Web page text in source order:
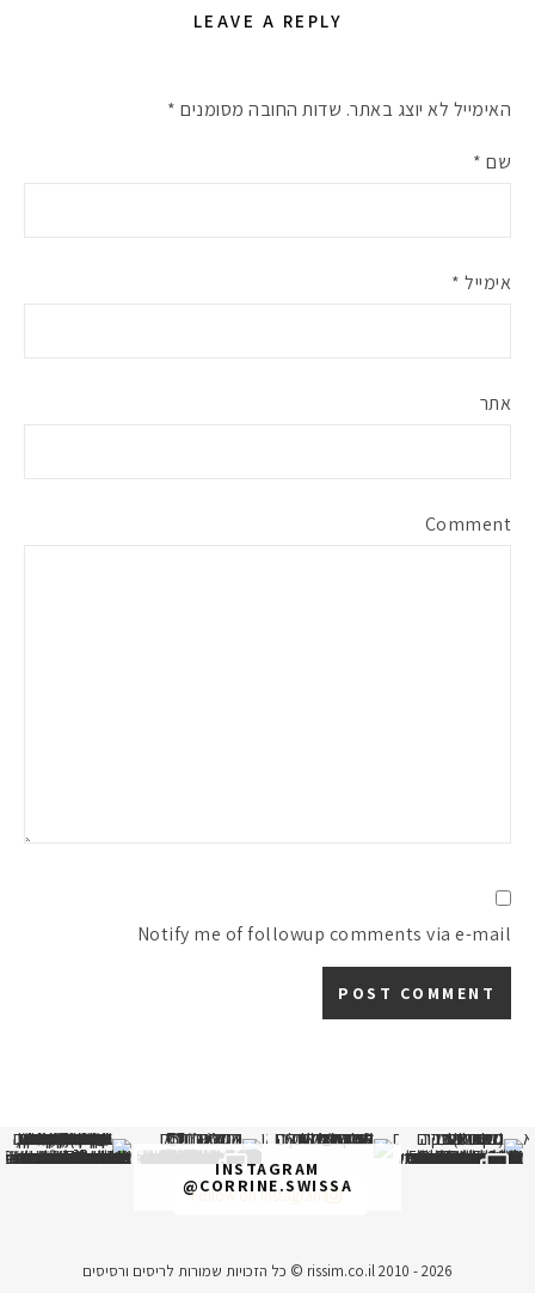
LEAVE A REPLY
האימייל לא יוצג באתר. שדות החובה מסומנים *
שם *
אימייל *
אתר
Comment
Notify me of followup comments via e-mail
INSTAGRAM
@CORRINE.SWISSA
תמונה כבר חודשיים
איזו אהבתם יותר? הראשונה או
Follow on Instagram
rissim.co.il 2010 - 2026 © כל הזכויות שמורות לריסים ורסיסים